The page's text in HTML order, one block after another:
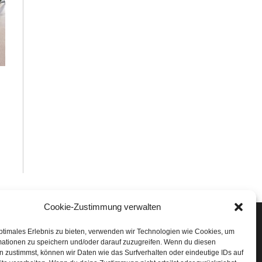
Cookie-Zustimmung verwalten
Erlebnis zu bieten, verwenden wir Technologien wie Cookies, um
zu speichern und/oder darauf zuzugreifen. Wenn du diesen
zustimmst, können wir Daten wie das Surfverhalten oder eindeutige IDs auf
Run